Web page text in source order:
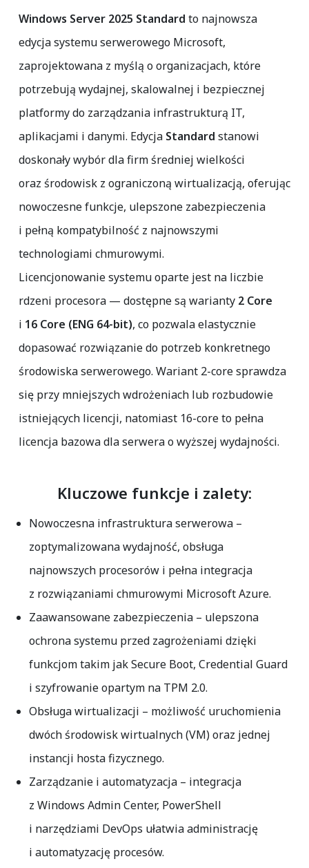
Windows Server 2025 Standard to najnowsza
edycja systemu serwerowego Microsoft,
zaprojektowana z myślą o organizacjach, które
potrzebują wydajnej, skalowalnej i bezpiecznej
platformy do zarządzania infrastrukturą IT,
aplikacjami i danymi. Edycja Standard stanowi
doskonały wybór dla firm średniej wielkości
oraz środowisk z ograniczoną wirtualizacją, oferując
nowoczesne funkcje, ulepszone zabezpieczenia
i pełną kompatybilność z najnowszymi
technologiami chmurowymi.
Licencjonowanie systemu oparte jest na liczbie
rdzeni procesora — dostępne są warianty 2 Core
i 16 Core (ENG 64-bit), co pozwala elastycznie
dopasować rozwiązanie do potrzeb konkretnego
środowiska serwerowego. Wariant 2-core sprawdza
się przy mniejszych wdrożeniach lub rozbudowie
istniejących licencji, natomiast 16-core to pełna
licencja bazowa dla serwera o wyższej wydajności.
Kluczowe funkcje i zalety:
Nowoczesna infrastruktura serwerowa–
zoptymalizowana wydajność, obsługa
najnowszych procesorów i pełna integracja
z rozwiązaniami chmurowymi Microsoft Azure.
Zaawansowane zabezpieczenia– ulepszona
ochrona systemu przed zagrożeniami dzięki
funkcjom takim jak Secure Boot, Credential Guard
i szyfrowanie opartym na TPM 2.0.
Obsługa wirtualizacji – możliwość uruchomienia
dwóch środowisk wirtualnych (VM) oraz jednej
instancji hosta fizycznego.
Zarządzanie i automatyzacja– integracja
z Windows Admin Center, PowerShell
i narzędziami DevOps ułatwia administrację
i automatyzację procesów.